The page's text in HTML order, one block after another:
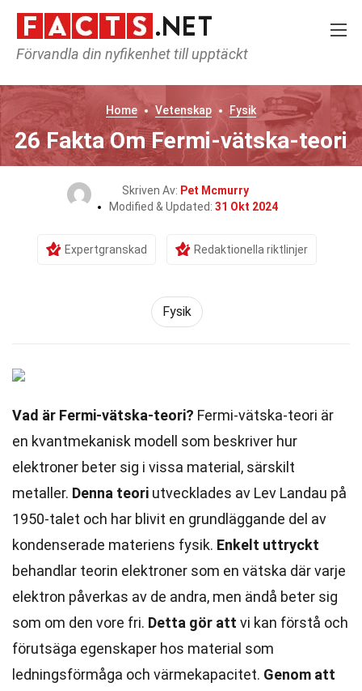
Förvandla din nyfikenhet till upptäckt
Home Vetenskap Fysik
26 Fakta Om Fermi-vätska-teori
Skriven Av: Pet Mcmurry
Modified & Updated: 31 Okt 2024
Expertgranskad Redaktionella riktlinjer
Fysik
Vad är Fermi-vätska-teori? Fermi-vätska-teori är
en kvantmekanisk modell som beskriver hur
elektroner beter sig i vissa material, särskilt
metaller. Denna teori utvecklades av Lev Landau på
1950-talet och har blivit en grundläggande del av
kondenserade materiens fysik. Enkelt uttryckt
behandlar teorin elektroner som en vätska där varje
elektron påverkas av de andra, men ändå beter sig
som om den vore fri. Detta gör att vi kan förstå och
förutsäga egenskaper hos material som
ledningsförmåga och värmekapacitet. Genom att